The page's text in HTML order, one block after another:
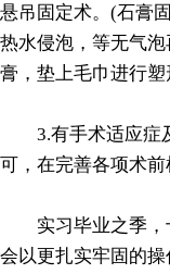
悬吊固定术。(石膏
热水侵泡，等无气
膏，垫上毛巾进行塑
3.有手术适应症及
可，在完善各项术前
实习毕业之季，
会以更扎实牢固的